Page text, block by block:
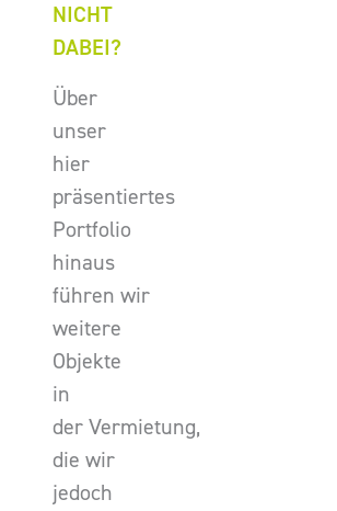
NICHT
DABEI?
Über
unser
hier
präsentiertes
Portfolio
hinaus
führen wir
weitere
Objekte
in
der Vermietung,
die wir
jedoch